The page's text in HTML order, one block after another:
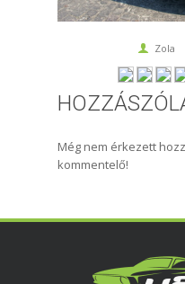
Zola
Még nem érkezett
kommentelő!